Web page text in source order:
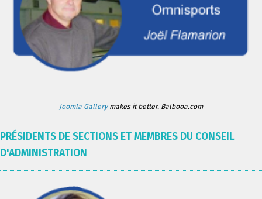
Joomla Gallerymakes it better. Balbooa.com
PRÉSIDENTS DE SECTIONS ET MEMBRES DU CONSEIL
D'ADMINISTRATION